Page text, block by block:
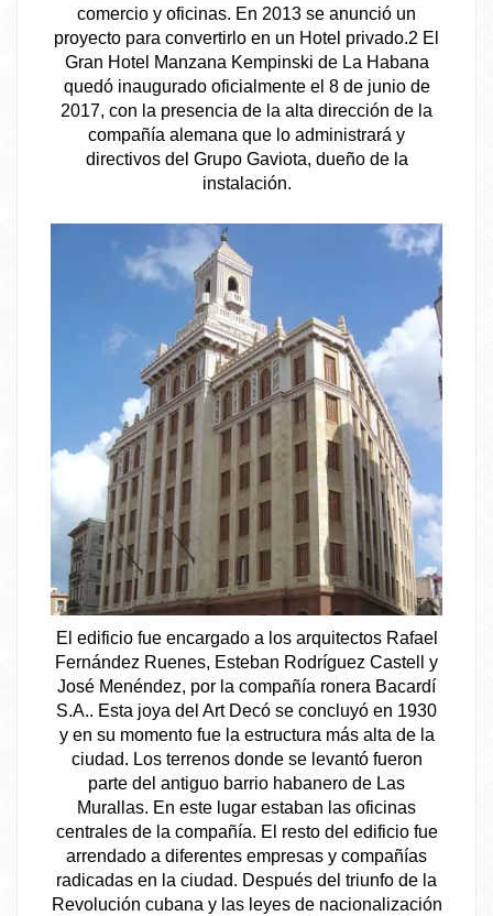
comercio y oficinas. En 2013 se anunció un
proyecto para convertirlo en un Hotel privado.2​ El
Gran Hotel Manzana Kempinski de La Habana
quedó inaugurado oficialmente el 8 de junio de
2017, con la presencia de la alta dirección de la
compañía alemana que lo administrará y
directivos del Grupo Gaviota, dueño de la
instalación.
El edificio fue encargado a los arquitectos Rafael
Fernández Ruenes, Esteban Rodríguez Castell y
José Menéndez, por la compañía ronera Bacardí
S.A.. Esta joya del Art Decó se concluyó en 1930
y en su momento fue la estructura más alta de la
ciudad. Los terrenos donde se levantó fueron
parte del antiguo barrio habanero de Las
Murallas. En este lugar estaban las oficinas
centrales de la compañía. El resto del edificio fue
arrendado a diferentes empresas y compañías
radicadas en la ciudad. Después del triunfo de la
Revolución cubana y las leyes de nacionalización